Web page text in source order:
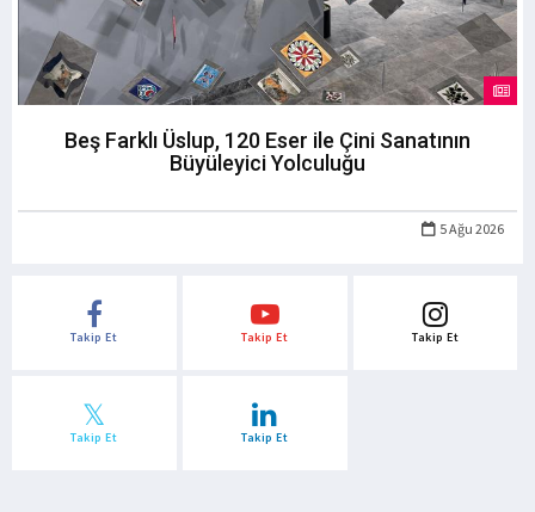
Beş Farklı Üslup, 120 Eser ile Çini Sanatının
Büyüleyici Yolculuğu
5 Ağu 2026
Takip Et Takip Et Takip Et
Takip Et Takip Et